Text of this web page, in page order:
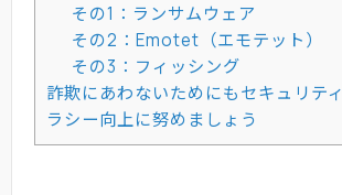
その1：ランサムウェア
その2：Emotet（エモテット）
その3：フィッシング
詐欺にあわないためにもセキュリテ
ラシー向上に努めましょう